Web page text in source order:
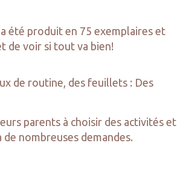
été produit en 75 exemplaires et
de voir si tout va bien!
de routine, des feuillets : Des
parents à choisir des activités et
nombreuses demandes.